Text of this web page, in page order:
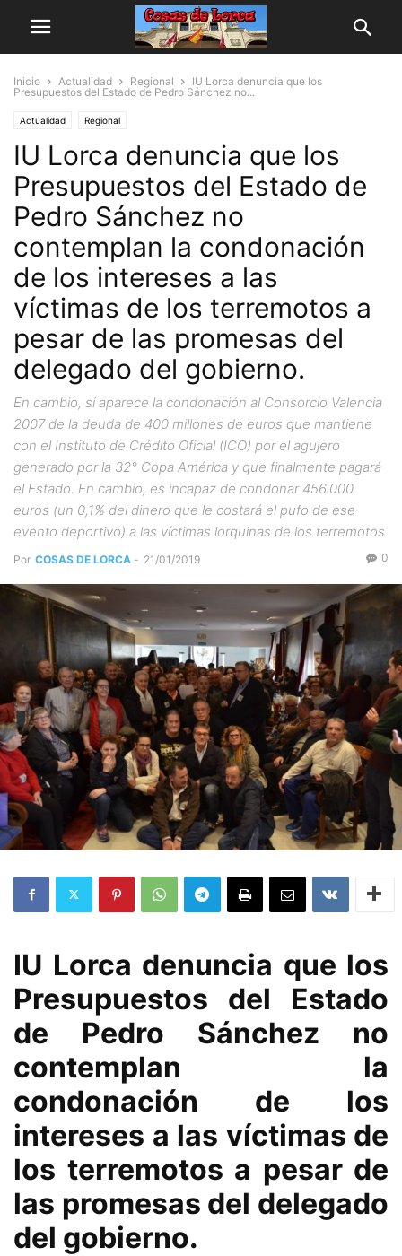
Inicio Actualidad Regional
IU Lorca denuncia que los
Presupuestos del Estado de Pedro Sánchez no...
Actualidad Regional
IU Lorca denuncia que los
Presupuestos del Estado de
Pedro Sánchez no
contemplan la condonación
de los intereses a las
víctimas de los terremotos a
pesar de las promesas del
delegado del gobierno.
En cambio, sí aparece la condonación al Consorcio Valencia
2007 de la deuda de 400 millones de euros que mantiene
con el Instituto de Crédito Oficial (ICO) por el agujero
generado por la 32° Copa América y que finalmente pagará
el Estado. En cambio, es incapaz de condonar 456.000
euros (un 0,1% del dinero que le costará el pufo de ese
evento deportivo) a las víctimas lorquinas de los terremotos
Por COSAS DE LORCA - 21/01/2019 0
IU Lorca denuncia que los
Presupuestos del Estado
de Pedro Sánchez no
contemplan la
condonación de los
intereses a las víctimas de
los terremotos a pesar de
las promesas del delegado
del gobierno.